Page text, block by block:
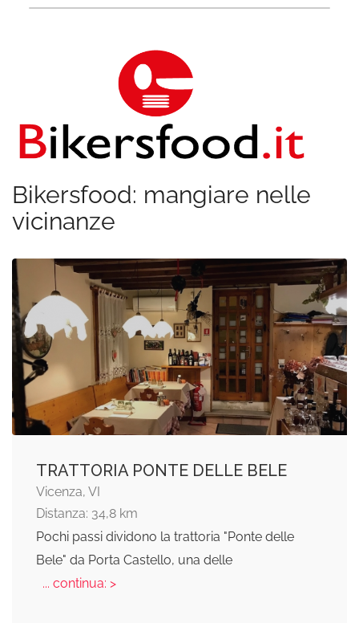
Bikersfood: mangiare nelle
vicinanze
TRATTORIA PONTE DELLE BELE
Vicenza, VI
Distanza: 34,8 km
Pochi passi dividono la trattoria "Ponte delle
Bele" da Porta Castello, una delle
... continua: >